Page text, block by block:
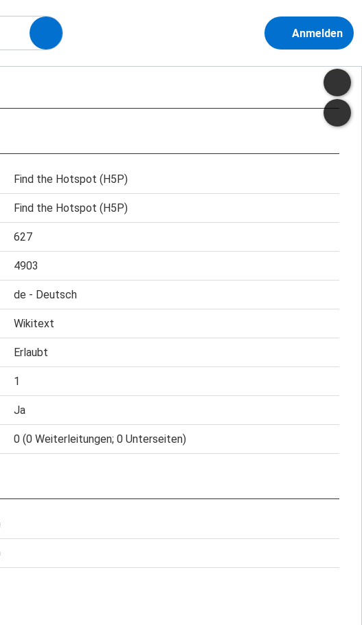
Anmelden
Find the Hotspot (H5P)
Find the Hotspot (H5P)
627
4903
de - Deutsch
Wikitext
Erlaubt
1
Ja
0 (0 Weiterleitungen; 0 Unterseiten)